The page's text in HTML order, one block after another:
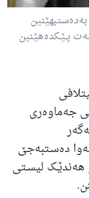
پـێـکده‌هێنین
جه‌ماوه‌ری
ده‌سـتبه‌جێ
لیسـتی